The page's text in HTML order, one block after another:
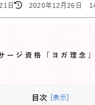
日 2020年12月26日
ージ資格「ヨガ理念
目次 [表示]